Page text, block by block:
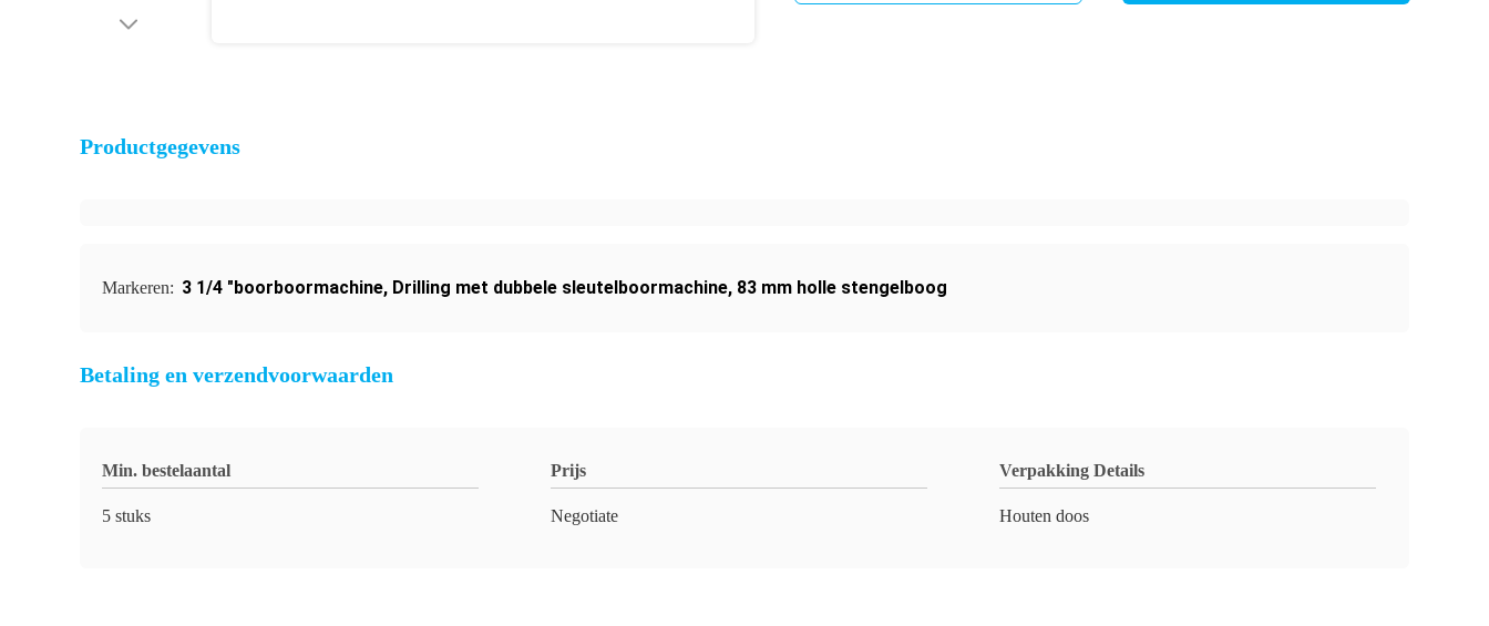
Productgegevens
Markeren: 3 1/4 "boorboormachine, Drilling met dubbele sleutelboormachine, 83 mm holle stengelboog
Betaling en verzendvoorwaarden
Min. bestelaantal
5 stuks
Prijs
Negotiate
Verpakking Details
Houten doos